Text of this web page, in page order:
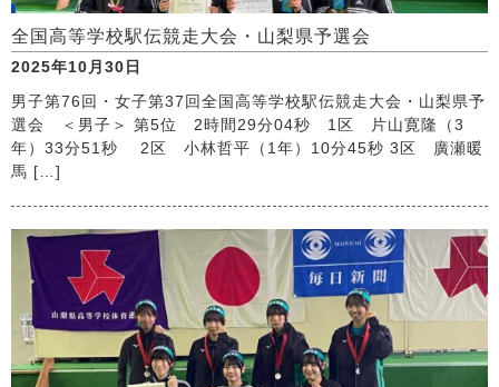
全国高等学校駅伝競走大会・山梨県予選会
2025年10月30日
男子第76回・女子第37回全国高等学校駅伝競走大会・山梨県予
選会 ＜男子＞ 第5位 2時間29分04秒 1区 片山寛隆（3
年）33分51秒 2区 小林哲平（1年）10分45秒 3区 廣瀬暖
馬 […]